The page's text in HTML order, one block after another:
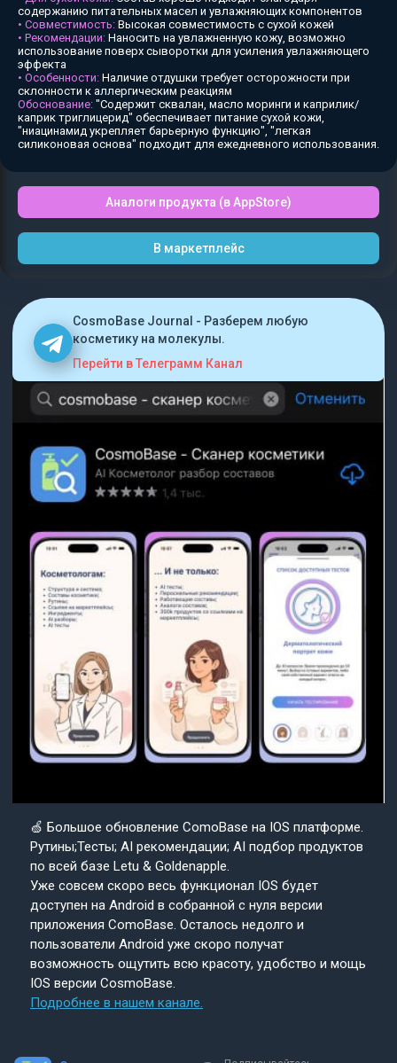
содержанию питательных масел и увлажняющих компонентов
• Совместимость: Высокая совместимость с сухой кожей
• Рекомендации: Наносить на увлажненную кожу, возможно
использование поверх сыворотки для усиления увлажняющего
эффекта
• Особенности: Наличие отдушки требует осторожности при
склонности к аллергическим реакциям
Обоснование: "Содержит сквалан, масло моринги и каприлик/
каприк триглицерид" обеспечивает питание сухой кожи,
"ниацинамид укрепляет барьерную функцию", "легкая
силиконовая основа" подходит для ежедневного использования.
Аналоги продукта (в AppStore)
В маркетплейс
CosmoBase Journal - Разберем любую
косметику на молекулы.
Перейти в Телеграмм Канал
🍏 Большое обновление ComoBase на IOS платформе.
Рутины;Тесты; AI рекомендации; AI подбор продуктов
по всей базе Letu & Goldenapple.
Уже совсем скоро весь функционал IOS будет
доступен на Android в собранной с нуля версии
приложения ComoBase. Осталось недолго и
пользователи Android уже скоро получат
возможность ощутить всю красоту, удобство и мощь
IOS версии CosmoBase.
Подробнее в нашем канале.